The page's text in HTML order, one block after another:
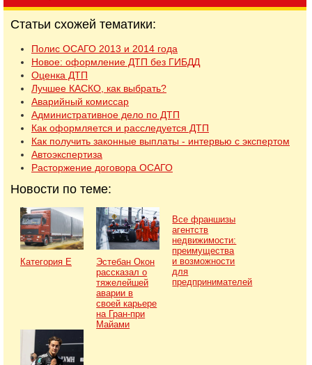
Статьи схожей тематики:
Полис ОСАГО 2013 и 2014 года
Новое: оформление ДТП без ГИБДД
Оценка ДТП
Лучшее КАСКО, как выбрать?
Аварийный комиссар
Административное дело по ДТП
Как оформляется и расследуется ДТП
Как получить законные выплаты - интервью с экспертом
Автоэкспертиза
Расторжение договора ОСАГО
Новости по теме:
Категория Е
Эстебан Окон
рассказал о
тяжелейшей
аварии в
своей карьере
на Гран-при
Майами
Все франшизы
агентств
недвижимости:
преимущества
и возможности
для
предпринимателей